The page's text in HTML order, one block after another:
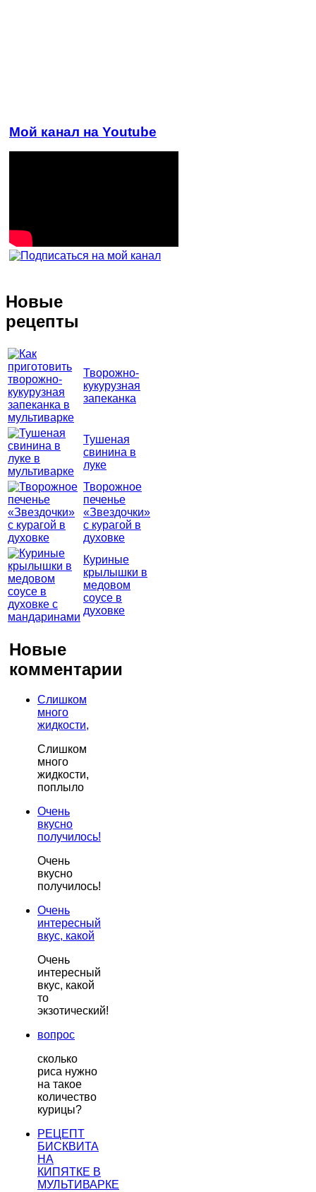
Мой канал на Youtube
Новые
рецепты
Творожно-
кукурузная
запеканка
Тушеная
свинина в
луке
Творожное
печенье
«Звездочки»
с курагой в
духовке
Куриные
крылышки в
медовом
соусе в
духовке
Новые
комментарии
Слишком
много
жидкости,
Слишком
много
жидкости,
поплыло
Очень
вкусно
получилось!
Очень
вкусно
получилось!
Очень
интересный
вкус, какой
Очень
интересный
вкус, какой
то
экзотический!
вопрос
сколько
риса нужно
на такое
количество
курицы?
РЕЦЕПТ
БИСКВИТА
НА
КИПЯТКЕ В
МУЛЬТИВАРКЕ